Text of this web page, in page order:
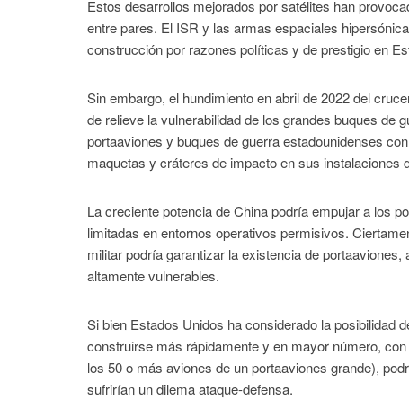
Estos desarrollos mejorados por satélites han
entre pares. El ISR y las armas espaciales
construcción por razones políticas y de prestigio en
Sin embargo, el hundimiento en abril de 2022 del
de relieve la vulnerabilidad de los grandes buques de
portaaviones y buques de guerra estadounidenses
maquetas y cráteres de impacto en sus instalaciones
La creciente potencia de China podría empujar a los
limitadas en entornos operativos permisivos.
militar podría garantizar la existencia de
altamente vulnerables.
Si bien Estados Unidos ha considerado la posibilidad
construirse más rápidamente y en mayor número,
los 50 o más aviones de un portaaviones grande),
sufrirían un dilema ataque-defensa.